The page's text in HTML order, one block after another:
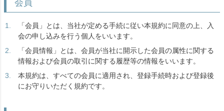
会員
「会員」とは、当社が定める手続に従い本規約に同意の上、入
会の申し込みを行う個人をいいます。
「会員情報」とは、会員が当社に開示した会員の属性に関する
情報および会員の取引に関する履歴等の情報をいいます。
本規約は、すべての会員に適用され、登録手続時および登録後
にお守りいただく規約です。